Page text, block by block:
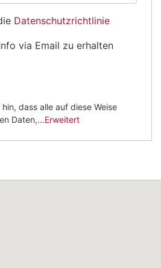
Datenschutzrichtlinie
via Email zu erhalten
dass alle auf diese Weise
Daten,...Erweitert